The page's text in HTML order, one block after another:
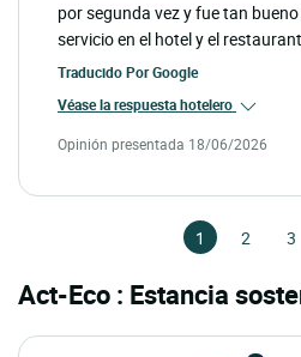
por segunda vez y fue tan
servicio en el hotel y el
Traducido PorGoogle
Véase la respuesta hotelero
Opinión presentada 18/06/2026
1 2 3
Act-Eco : Estancia